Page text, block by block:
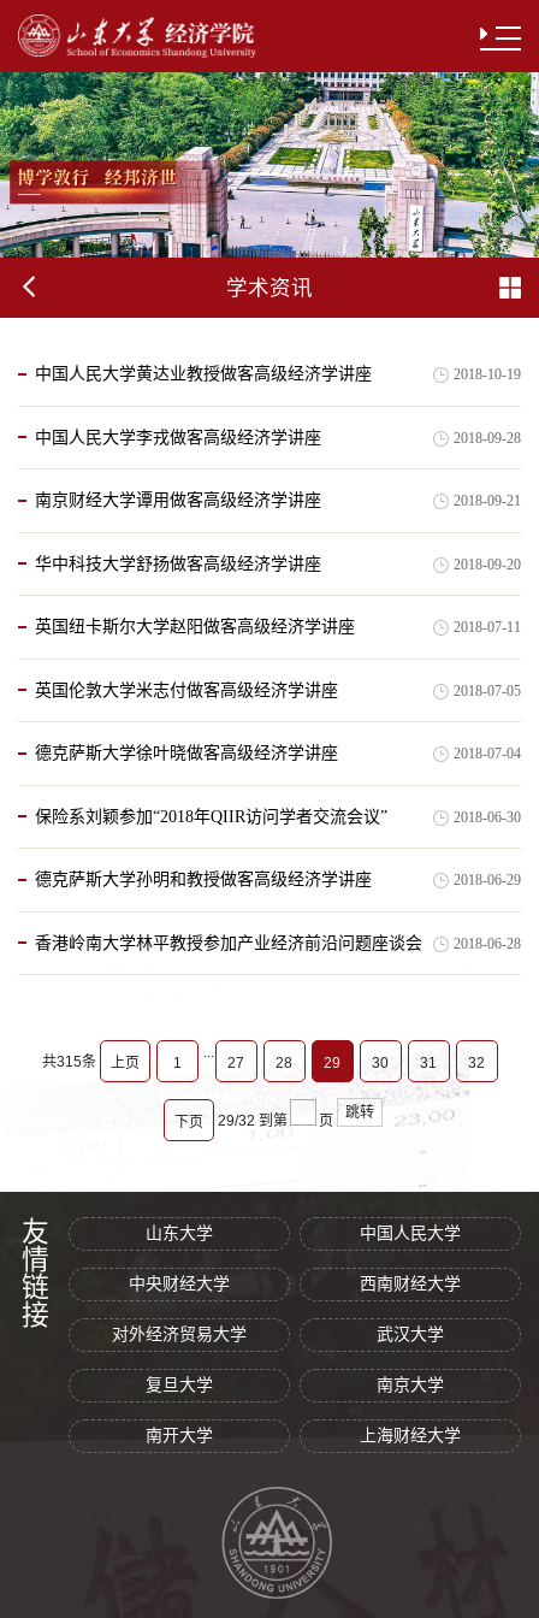
学术资讯
中国人民大学黄达业教授做客高级经济学讲座 2018-10-19
中国人民大学李戎做客高级经济学讲座 2018-09-28
南京财经大学谭用做客高级经济学讲座 2018-09-21
华中科技大学舒扬做客高级经济学讲座 2018-09-20
英国纽卡斯尔大学赵阳做客高级经济学讲座 2018-07-11
英国伦敦大学米志付做客高级经济学讲座 2018-07-05
德克萨斯大学徐叶晓做客高级经济学讲座 2018-07-04
保险系刘颖参加“2018年QIIR访问学者交流会议” 2018-06-30
德克萨斯大学孙明和教授做客高级经济学讲座 2018-06-29
香港岭南大学林平教授参加产业经济前沿问题座谈会 2018-06-28
共315条 上页 1 27 28 29 30 31 32
下页 29/32 到第 页
跳转
友情链接 山东大学 中国人民大学
中央财经大学 西南财经大学
对外经济贸易大学 武汉大学
复旦大学 南京大学
南开大学 上海财经大学